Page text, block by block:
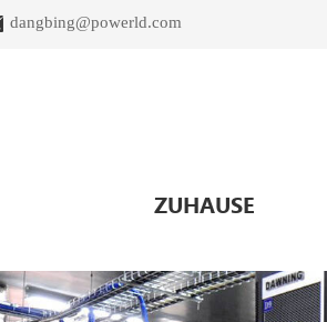
dangbing@powerld.com
ZUHAUSE